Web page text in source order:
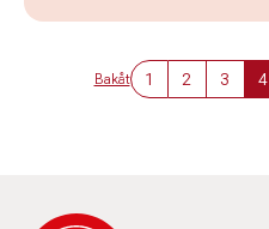
Bakåt 1 2 3 4